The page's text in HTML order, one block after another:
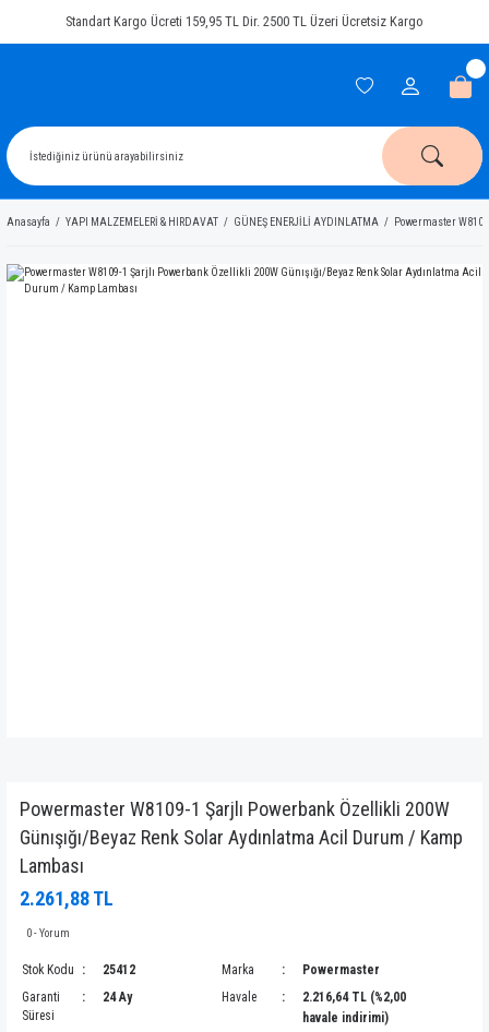
Standart Kargo Ücreti 159,95 TL Dir. 2500 TL Üzeri Ücretsiz Kargo
Anasayfa YAPI MALZEMELERİ & HIRDAVAT GÜNEŞ ENERJİLİ AYDINLATMA Powermaster
Powermaster W8109-1 Şarjlı Powerbank Özellikli 200W
Günışığı/Beyaz Renk Solar Aydınlatma Acil Durum / Kamp
Lambası
2.261,88 TL
0 - Yorum
Stok Kodu 25412 Marka
Powermaster
Garanti
Süresi
24 Ay Havale
2.216,64 TL (%2,00
havale indirimi)